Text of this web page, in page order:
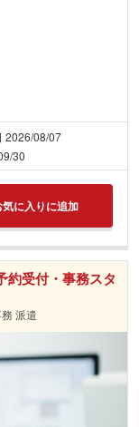
2026/08/07
30
気に入りに追加
約受付・事務スタ
派遣